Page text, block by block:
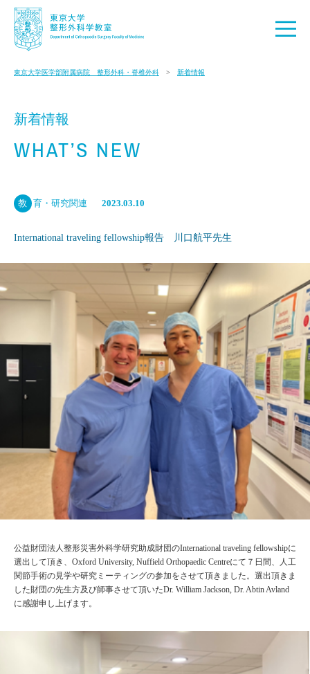
東京大学医学部附属病院 整形外科・脊椎外科 新着情報
新着情報
WHAT’S NEW
教 育・研究関連 2023.03.10
International traveling fellowship報告 川口航平先生
公益財団法人整形災害外科学研究助成財団のInternational traveling fellowshipに
選出して頂き、Oxford University, Nuffield Orthopaedic Centreにて７日間、人工
関節手術の見学や研究ミーティングの参加をさせて頂きました。選出頂きま
した財団の先生方及び師事させて頂いたDr. William Jackson, Dr. Abtin Avland
に感謝申し上げます。